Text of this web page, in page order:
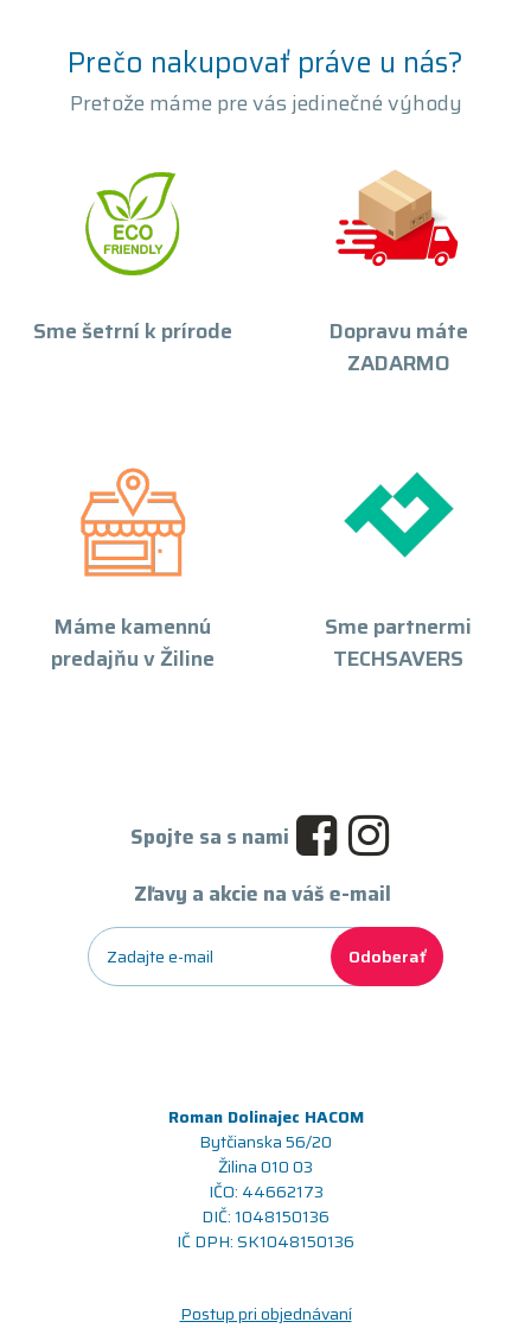
Prečo nakupovať práve u nás?
Pretože máme pre vás jedinečné výhody
Sme šetrní k prírode
Dopravu máte
ZADARMO
Máme kamennú
predajňu v Žiline
Sme partnermi
TECHSAVERS
Spojte sa s nami
Zľavy a akcie na váš e-mail
Odoberať
Roman Dolinajec HACOM
Bytčianska 56/20
Žilina 010 03
IČO: 44662173
DIČ: 1048150136
IČ DPH: SK1048150136
Postup pri objednávaní